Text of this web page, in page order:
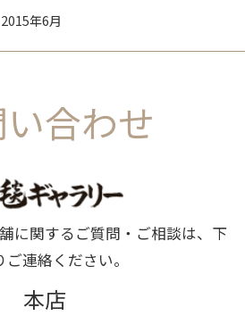
2015年6月
合わせ
に関するご質問・ご相談は、下
ご連絡ください。
本店